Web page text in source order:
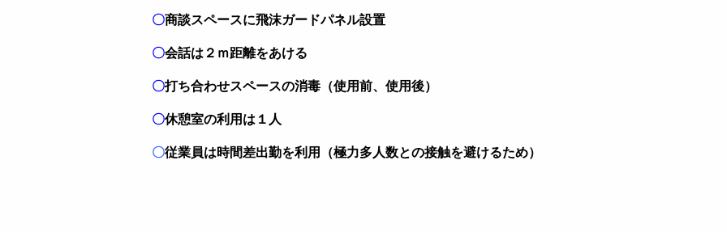
〇商談スペースに飛沫ガードパネル設置
〇会話は２ｍ距離をあける
〇打ち合わせスペースの消毒（使用前、使用後）
〇休憩室の利用は１人
〇従業員は時間差出勤を利用（極力多人数との接触を避けるため）